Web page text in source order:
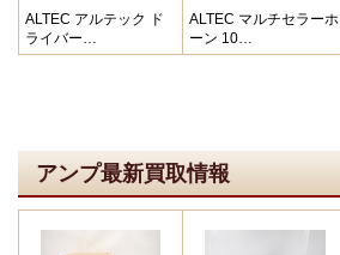
ALTEC アルテック ド
ライバー…
ALTEC マルチセラーホ
ーン 10…
アンプ最新買取情報